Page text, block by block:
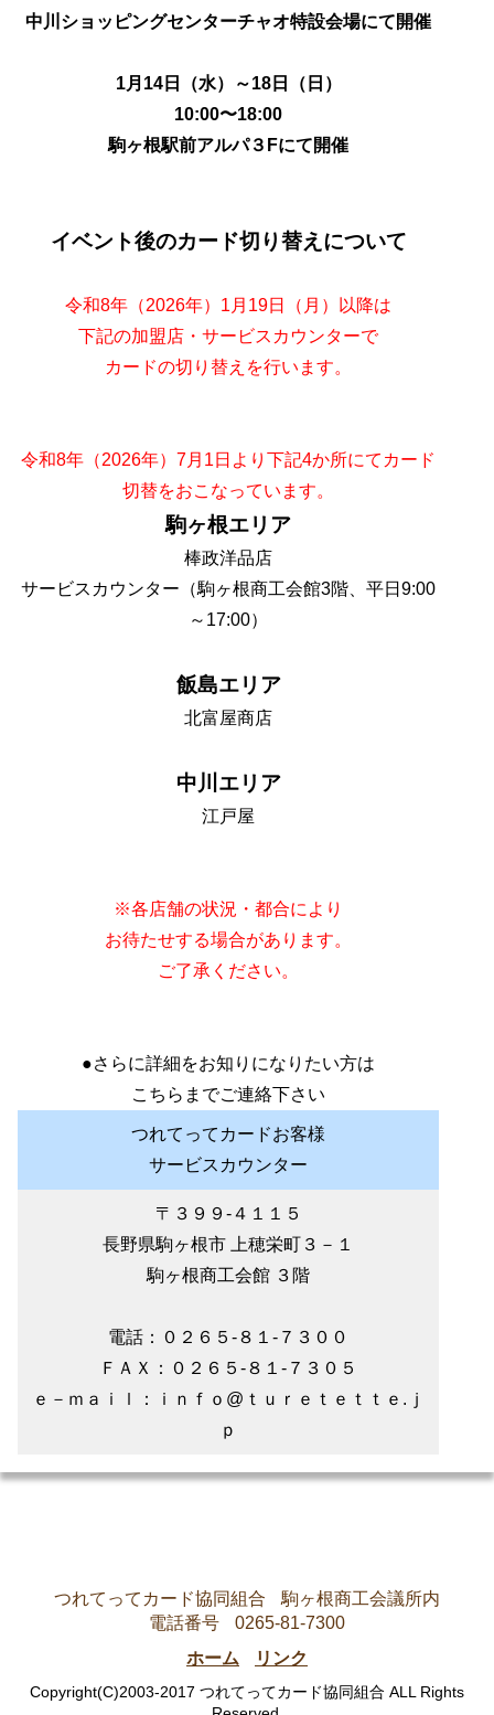
中川ショッピングセンターチャオ特設会場にて開催
1月14日（水）～18日（日）
10:00〜18:00
駒ヶ根駅前アルパ３Fにて開催
イベント後のカード切り替えについて
令和8年（2026年）1月19日（月）以降は
下記の加盟店・サービスカウンターで
カードの切り替えを行います。
令和8年（2026年）7月1日より下記4か所にてカード
切替をおこなっています。
駒ヶ根エリア
棒政洋品店
サービスカウンター（駒ヶ根商工会館3階、平日9:00
～17:00）
飯島エリア
北富屋商店
中川エリア
江戸屋
※各店舗の状況・都合により
お待たせする場合があります。
ご了承ください。
●さらに詳細をお知りになりたい方は
こちらまでご連絡下さい
つれてってカードお客様
サービスカウンター
〒３９９‐４１１５
長野県駒ヶ根市 上穂栄町３－１
駒ヶ根商工会館 ３階
電話：０２６５‐８１‐７３００
ＦＡＸ：０２６５‐８１‐７３０５
ｅ－ｍａｉｌ：ｉｎｆｏ@ｔｕｒｅｔｅｔｔｅ.ｊ
ｐ
つれてってカード協同組合
駒ヶ根商工会議所内
電話番号
0265-81-7300
ホーム
リンク
Copyright(C)2003-2017 つれてってカード協同組合 ALL Rights